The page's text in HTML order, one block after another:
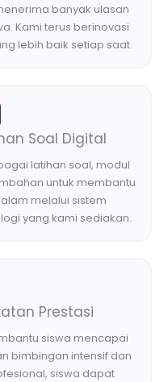
banyak ulasan
Kami terus berinovasi
lebih baik setiap saat.
Soal Digital
latihan soal, modul
untuk membantu
melalui sistem
yang kami sediakan.
Prestasi
siswa mencapai
bimbingan intensif dan
siswa dapat